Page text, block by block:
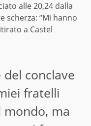
alle 20,24 dalla
scherza: “Mi hanno
a Castel
conclave
fratelli
ma